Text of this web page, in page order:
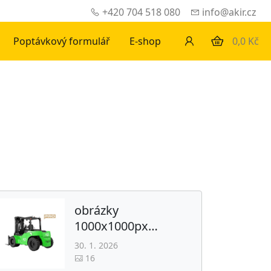
+420 704 518 080 info@akir.cz
Poptávkový formulář E-shop 0,0 Kč
obrázky
1000x1000px
(velkotonážní EP)
30. 1. 2026
16